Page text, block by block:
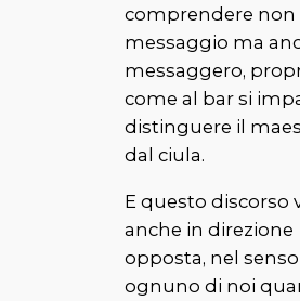
comprendere non
messaggio ma
messaggero,
come al bar si
distinguere il
dalciula.
E questo discorso
anche in direzione
opposta, nel
ognuno di noi